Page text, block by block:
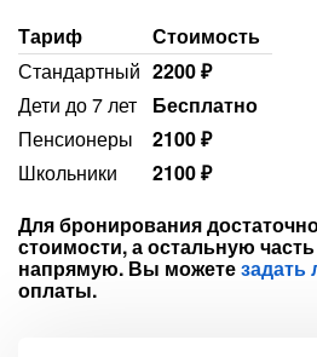
Тариф
Стоимость
Стандартный 2200 ₽
Дети до 7 лет
Бесплатно
Пенсионеры
2100 ₽
Школьники
2100 ₽
Для бронирования
стоимости, а остальную
напрямую. Вы можете
оплаты.